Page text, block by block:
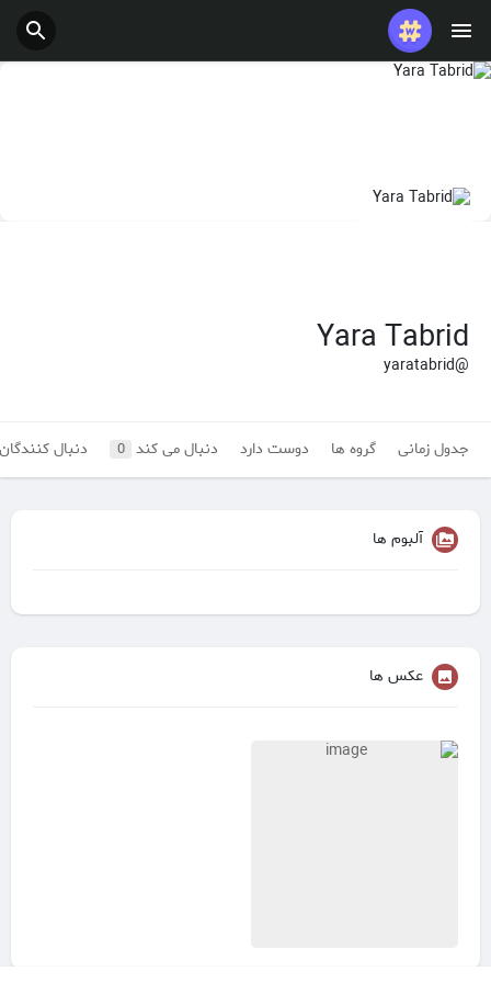
شغل ها
Yara Tabrid
@yaratabrid
جدول زمانی گروه ها دوست دارد دنبال می کند 0 دنبال
آلبوم ها
عکس ها